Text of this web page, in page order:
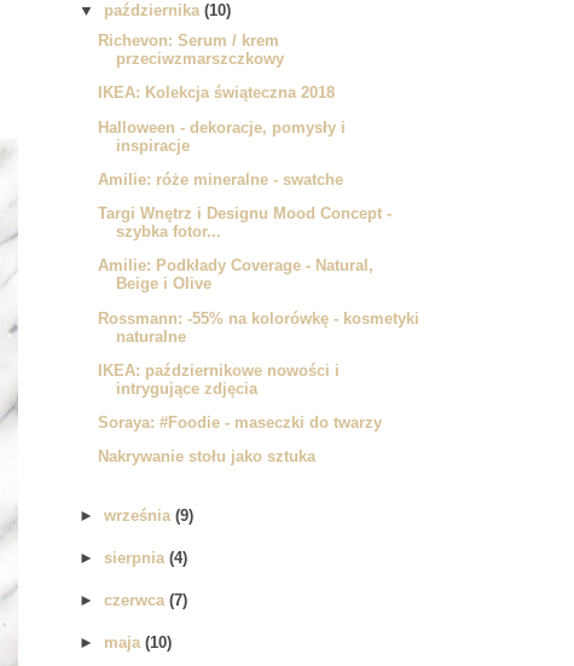
▼ października (10)
Richevon: Serum / krem
przeciwzmarszczkowy
IKEA: Kolekcja świąteczna 2018
Halloween - dekoracje, pomysły i
inspiracje
Amilie: róże mineralne - swatche
Targi Wnętrz i Designu Mood Concept -
szybka fotor...
Amilie: Podkłady Coverage - Natural,
Beige i Olive
Rossmann: -55% na kolorówkę - kosmetyki
naturalne
IKEA: październikowe nowości i
intrygujące zdjęcia
Soraya: #Foodie - maseczki do twarzy
Nakrywanie stołu jako sztuka
► września (9)
► sierpnia (4)
► czerwca (7)
► maja (10)